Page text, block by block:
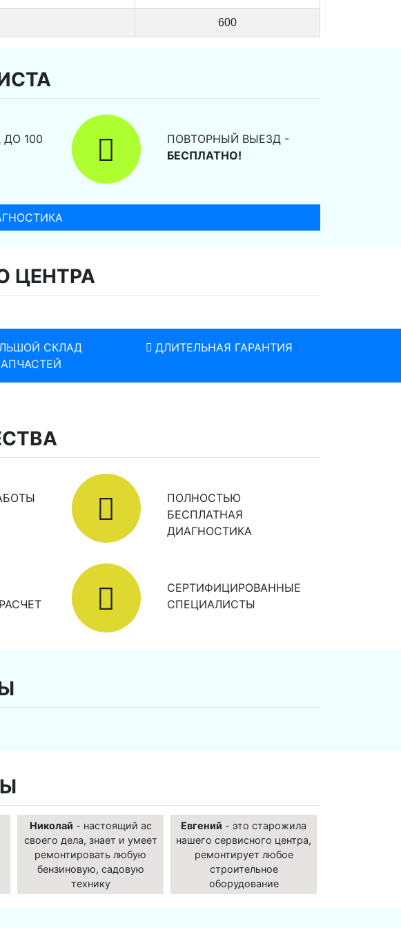
600
100
ПОВТОРНЫЙ ВЫЕЗД -
БЕСПЛАТНО!
ЦЕНТРА
СКЛАД
ДЛИТЕЛЬНАЯ ГАРАНТИЯ
ПОЛНОСТЬЮ
БЕСПЛАТНАЯ
ДИАГНОСТИКА
СЕРТИФИЦИРОВАННЫЕ
СПЕЦИАЛИСТЫ
Николай - настоящий ас
своего дела, знает и умеет
ремонтировать любую
бензиновую, садовую
технику
Евгений - это старожила
нашего сервисного центра,
ремонтирует любое
строительное
оборудование